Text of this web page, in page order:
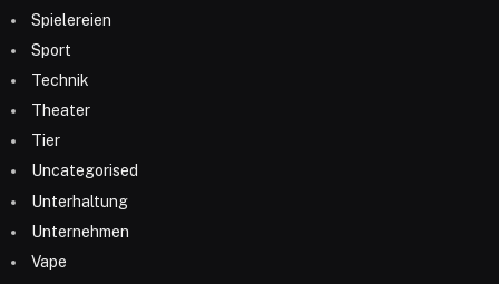
Spielereien
Sport
Technik
Theater
Tier
Uncategorised
Unterhaltung
Unternehmen
Vape